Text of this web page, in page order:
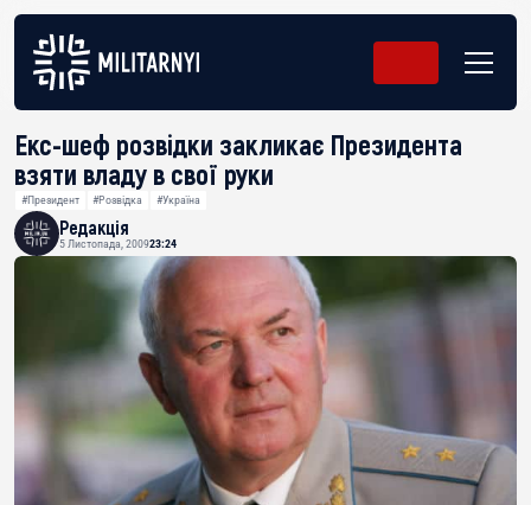
Екс-шеф розвідки закликає Президента
взяти владу в свої руки
#Президент #Розвідка #Україна
Редакція
5 Листопада, 200923:24